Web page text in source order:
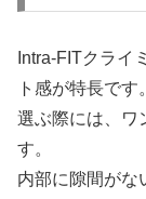
Intra-FITクライ
ト感が特長です。
選ぶ際には、ワ
す。
内部に隙間がな